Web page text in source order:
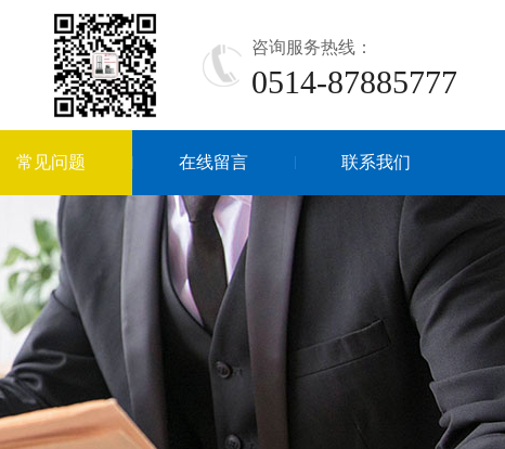
咨询服务热线：
0514-87885777
常见问题 在线留言 联系我们